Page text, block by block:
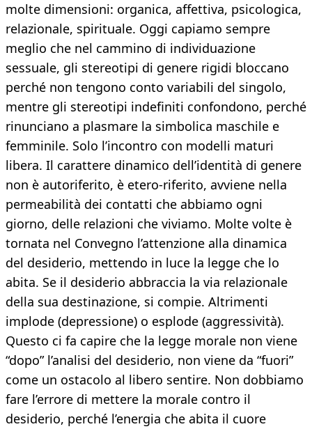
molte dimensioni: organica, affettiva, psicologica,
relazionale, spirituale. Oggi capiamo sempre
meglio che nel cammino di individuazione
sessuale, gli stereotipi di genere rigidi bloccano
perché non tengono conto variabili del singolo,
mentre gli stereotipi indefiniti confondono, perché
rinunciano a plasmare la simbolica maschile e
femminile. Solo l’incontro con modelli maturi
libera. Il carattere dinamico dell’identità di genere
non è autoriferito, è etero-riferito, avviene nella
permeabilità dei contatti che abbiamo ogni
giorno, delle relazioni che viviamo. Molte volte è
tornata nel Convegno l’attenzione alla dinamica
del desiderio, mettendo in luce la legge che lo
abita. Se il desiderio abbraccia la via relazionale
della sua destinazione, si compie. Altrimenti
implode (depressione) o esplode (aggressività).
Questo ci fa capire che la legge morale non viene
“dopo” l’analisi del desiderio, non viene da “fuori”
come un ostacolo al libero sentire. Non dobbiamo
fare l’errore di mettere la morale contro il
desiderio, perché l’energia che abita il cuore